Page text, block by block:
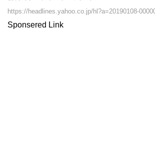
https://headlines.yahoo.co.jp/hl?a=20190108-
Sponsered Link